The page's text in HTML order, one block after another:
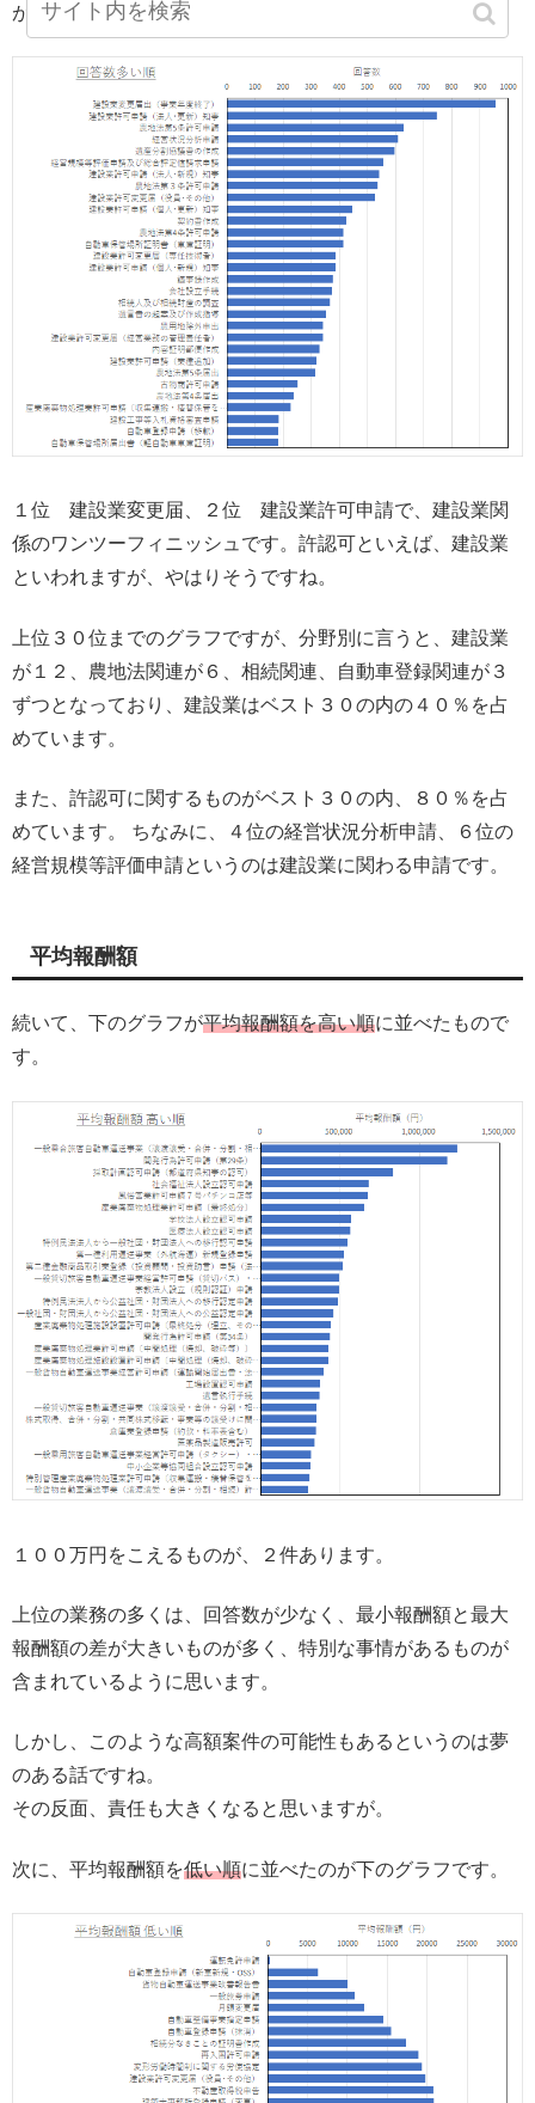
が多いということで、需要が大きいと言えます。
１位 建設業変更届、２位 建設業許可申請で、建設業関
係のワンツーフィニッシュです。許認可といえば、建設業
といわれますが、やはりそうですね。
上位３０位までのグラフですが、分野別に言うと、建設業
が１２、農地法関連が６、相続関連、自動車登録関連が３
ずつとなっており、建設業はベスト３０の内の４０％を占
めています。
また、許認可に関するものがベスト３０の内、８０％を占
めています。 ちなみに、４位の経営状況分析申請、６位の
経営規模等評価申請というのは建設業に関わる申請です。
平均報酬額
続いて、下のグラフが平均報酬額を高い順に並べたもので
す。
１００万円をこえるものが、２件あります。
上位の業務の多くは、回答数が少なく、最小報酬額と最大
報酬額の差が大きいものが多く、特別な事情があるものが
含まれているように思います。
しかし、このような高額案件の可能性もあるというのは夢
のある話ですね。
その反面、責任も大きくなると思いますが。
次に、平均報酬額を低い順に並べたのが下のグラフです。